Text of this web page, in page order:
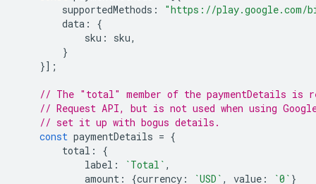
supportedMethods :
"https://
data :
{
sku : sku,
}
}];
// The "total" member of the paymentDetails is
// Request API, but is not used when using
// set it up with bogus details.
const paymentDetails = {
total :
{
label : `Total` ,
amount : {currency : `USD` , value : `0` }